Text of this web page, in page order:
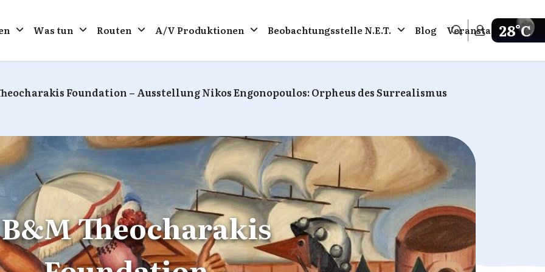
Was tun Routen A/V Produktionen Beobachtungsstelle N.E.T. Blog Veranstaltungen
28°C
Get
Foundation – Ausstellung Nikos Engonopoulos: Orpheus des Surrealismus
Β&M Theocharakis